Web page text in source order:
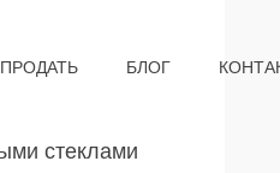
ПРОДАТЬ БЛОГ